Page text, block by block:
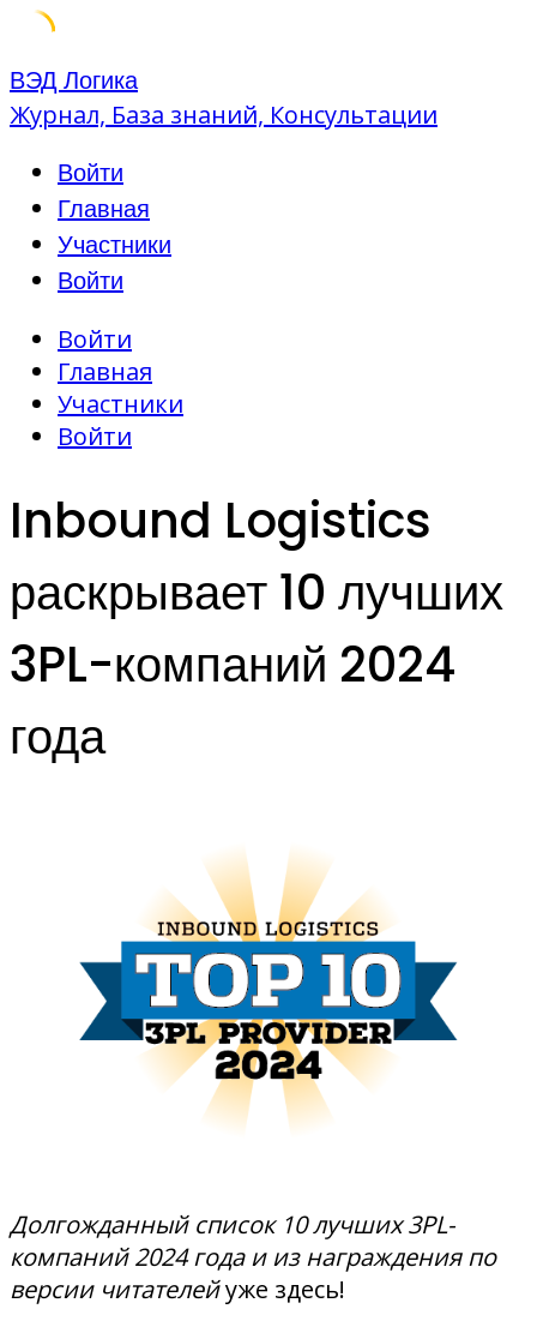
Skip
to
ВЭД Логика
Журнал, База знаний, Консультации
Войти
Главная
Участники
Войти
Войти
Главная
Участники
Войти
Inbound Logistics
раскрывает 10 лучших
3PL-компаний 2024
года
Долгожданный список 10 лучших 3PL-
компаний 2024 года и из награждения по
версии читателейуже здесь!